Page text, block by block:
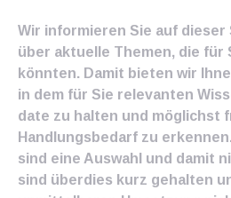
Wir informieren Sie auf
über aktuelle Themen, die für
könnten. Damit bieten wir
in dem für Sie relevanten
date zu halten und möglichst
Handlungsbedarf zu
sind eine Auswahl und damit
sind überdies kurz gehalten